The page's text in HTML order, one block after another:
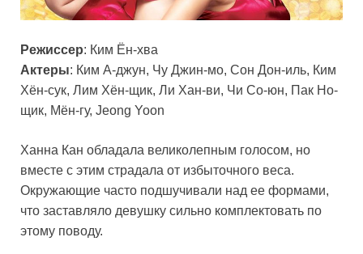
Режиссер: Ким Ён-хва
Актеры: Ким А-джун, Чу Джин-мо, Сон Дон-иль, Ким
Хён-сук, Лим Хён-щик, Ли Хан-ви, Чи Со-юн, Пак Но-
щик, Мён-гу, Jeong Yoon
Ханна Кан обладала великолепным голосом, но
вместе с этим страдала от избыточного веса.
Окружающие часто подшучивали над ее формами,
что заставляло девушку сильно комплектовать по
этому поводу.